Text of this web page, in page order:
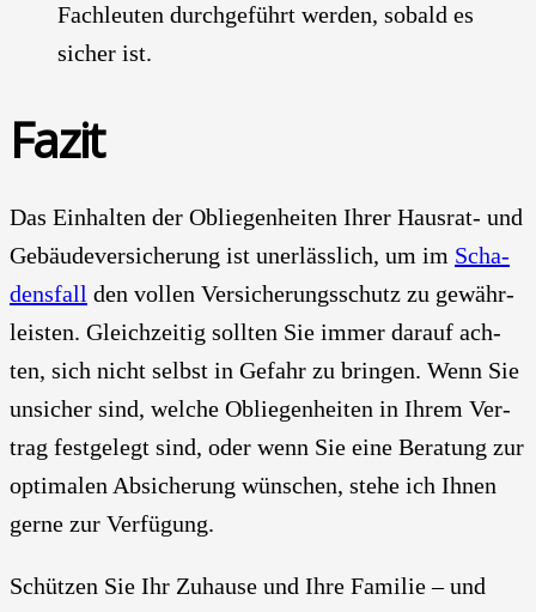
Fach­leu­ten durch­ge­führt wer­den, sobald es
sicher ist.
Fazit
Das Ein­hal­ten der Oblie­gen­hei­ten Ihrer Haus­rat- und
Gebäu­de­ver­si­che­rung ist uner­läss­lich, um im Scha­
dens­fall den vol­len Ver­si­che­rungs­schutz zu gewähr­
leis­ten. Gleich­zei­tig soll­ten Sie immer dar­auf ach­
ten, sich nicht selbst in Gefahr zu brin­gen. Wenn Sie
unsi­cher sind, wel­che Oblie­gen­hei­ten in Ihrem Ver­
trag fest­ge­legt sind, oder wenn Sie eine Bera­tung zur
opti­ma­len Absi­che­rung wün­schen, ste­he ich Ihnen
ger­ne zur Ver­fü­gung.
Schüt­zen Sie Ihr Zuhau­se und Ihre Fami­lie – und